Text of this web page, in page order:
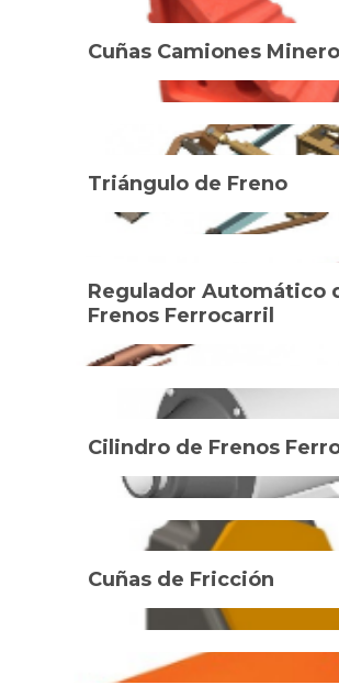
Cuñas Camiones
Triángulo de Freno
Regulador Automático
Frenos Ferrocarril
Cilindro de Frenos
Cuñas de Fricción